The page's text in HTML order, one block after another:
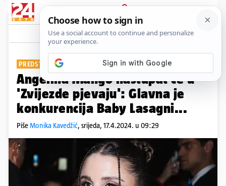
PRIJAVA
Show Komentari
PREDSTAVNICA ITALIJE NA EUROSONGU
Angelina Mango nastupat će u
'Zvijezde pjevaju': Glavna je
konkurencija Baby Lasagni...
PišeMonika Kavedžić, srijeda, 17.4.2024. u 09:29